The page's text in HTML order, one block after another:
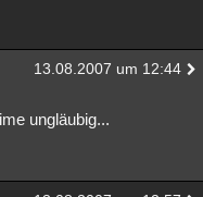
13.08.2007 um 12:44
ungläubig...